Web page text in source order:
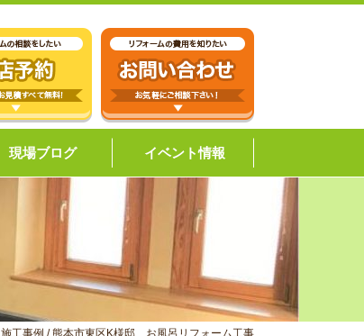
現場ブログ イベント情報
施工事例 /熊本市東区K様邸 お風呂リフォーム工事